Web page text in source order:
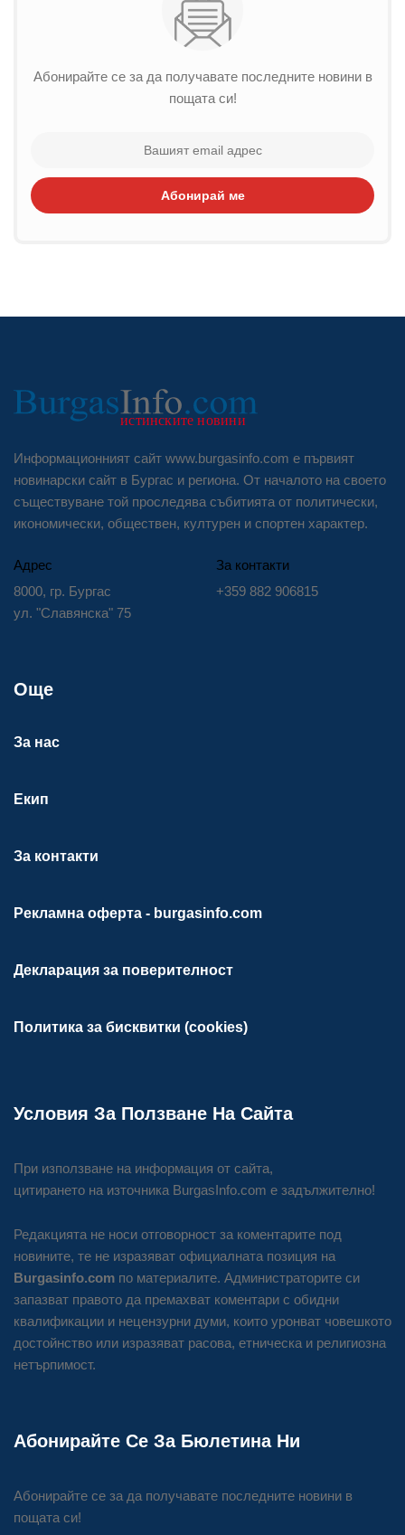
Абонирайте се за да получавате последните новини в
пощата си!
Абонирай ме
Информационният сайт www.burgasinfo.com е първият
новинарски сайт в Бургас и региона. От началото на своето
съществуване той проследява събитията от политически,
икономически, обществен, културен и спортен характер.
Адрес
8000, гр. Бургас
ул. "Славянска" 75
За контакти
+359 882 906815
Още
За нас
Екип
За контакти
Рекламна оферта - burgasinfo.com
Декларация за поверителност
Политика за бисквитки (cookies)
Условия За Ползване На Сайта
При използване на информация от сайта,
цитирането на източника BurgasInfo.com е задължително!
Редакцията не носи отговорност за коментарите под
новините, те не изразяват официалната позиция на
Burgasinfo.com по материалите. Администраторите си
запазват правото да премахват коментари с обидни
квалификации и нецензурни думи, които уронват човешкото
достойнство или изразяват расова, етническа и религиозна
нетърпимост.
Абонирайте Се За Бюлетина Ни
Абонирайте се за да получавате последните новини в
пощата си!